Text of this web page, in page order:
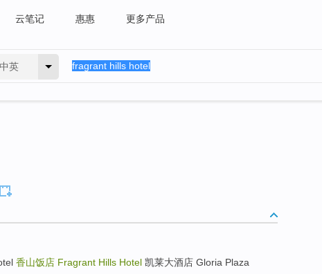
云笔记 惠惠 更多产品
中英
香山饭店 Fragrant Hills Hotel 凯莱大酒店 Gloria Plaza